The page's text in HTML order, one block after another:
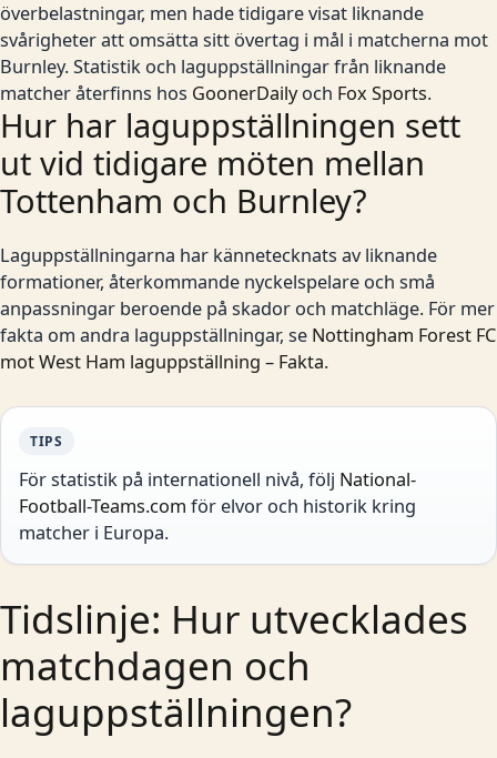
överbelastningar, men hade tidigare visat liknande
svårigheter att omsätta sitt övertag i mål i matcherna mot
Burnley. Statistik och laguppställningar från liknande
matcher återfinns hos GoonerDailyoch Fox Sports.
Hur har laguppställningen sett
ut vid tidigare möten mellan
Tottenham och Burnley?
Laguppställningarna har kännetecknats av liknande
formationer, återkommande nyckelspelare och små
anpassningar beroende på skador och matchläge. För mer
fakta om andra laguppställningar, se Nottingham Forest FC
mot West Ham laguppställning – Fakta.
TIPS
För statistik på internationell nivå, följ National-
Football-Teams.com för elvor och historik kring
matcher i Europa.
Tidslinje: Hur utvecklades
matchdagen och
laguppställningen?